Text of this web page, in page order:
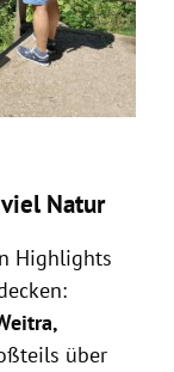
Natur
Highlights
über